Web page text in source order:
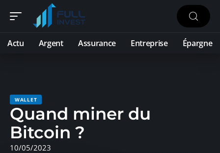
Actu Argent Assurance Entreprise Épargne
WALLET
Quand miner du
Bitcoin ?
10/05/2023